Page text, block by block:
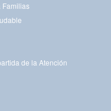
Familias
de la Atención